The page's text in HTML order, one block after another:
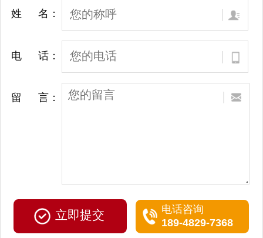
姓 名：
电 话：
留 言：
电话咨询
189-4829-7368